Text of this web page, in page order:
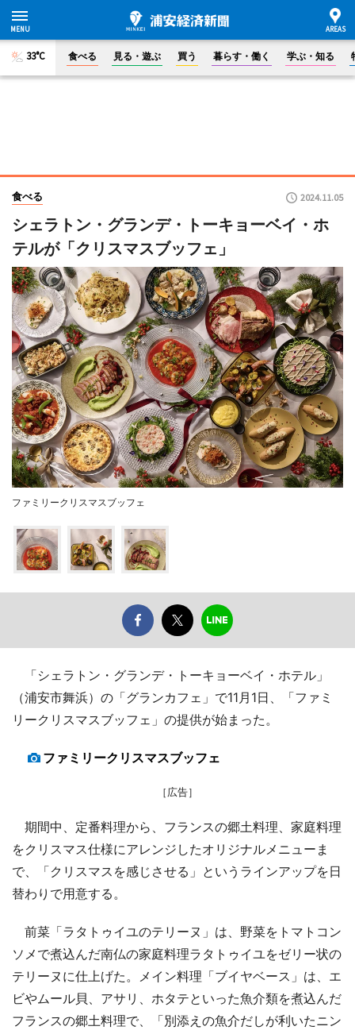
33°C 食べる 見る・遊ぶ 買う 暮らす・働く 学ぶ・知る
食べる 2024.11.05
シェラトン・グランデ・トーキョーベイ・ホ
テルが「クリスマスブッフェ」
ファミリークリスマスブッフェ
「シェラトン・グランデ・トーキョーベイ・ホテル」
（浦安市舞浜）の「グランカフェ」で11月1日、「ファミ
リークリスマスブッフェ」の提供が始まった。
ファミリークリスマスブッフェ
［広告］
期間中、定番料理から、フランスの郷土料理、家庭料理
をクリスマス仕様にアレンジしたオリジナルメニューま
で、「クリスマスを感じさせる」というラインアップを日
替わりで用意する。
前菜「ラタトゥイユのテリーヌ」は、野菜をトマトコン
ソメで煮込んだ南仏の家庭料理ラタトゥイユをゼリー状の
テリーヌに仕上げた。メイン料理「ブイヤベース」は、エ
ビやムール貝、アサリ、ホタテといった魚介類を煮込んだ
フランスの郷土料理で、「別添えの魚介だしが利いたニン